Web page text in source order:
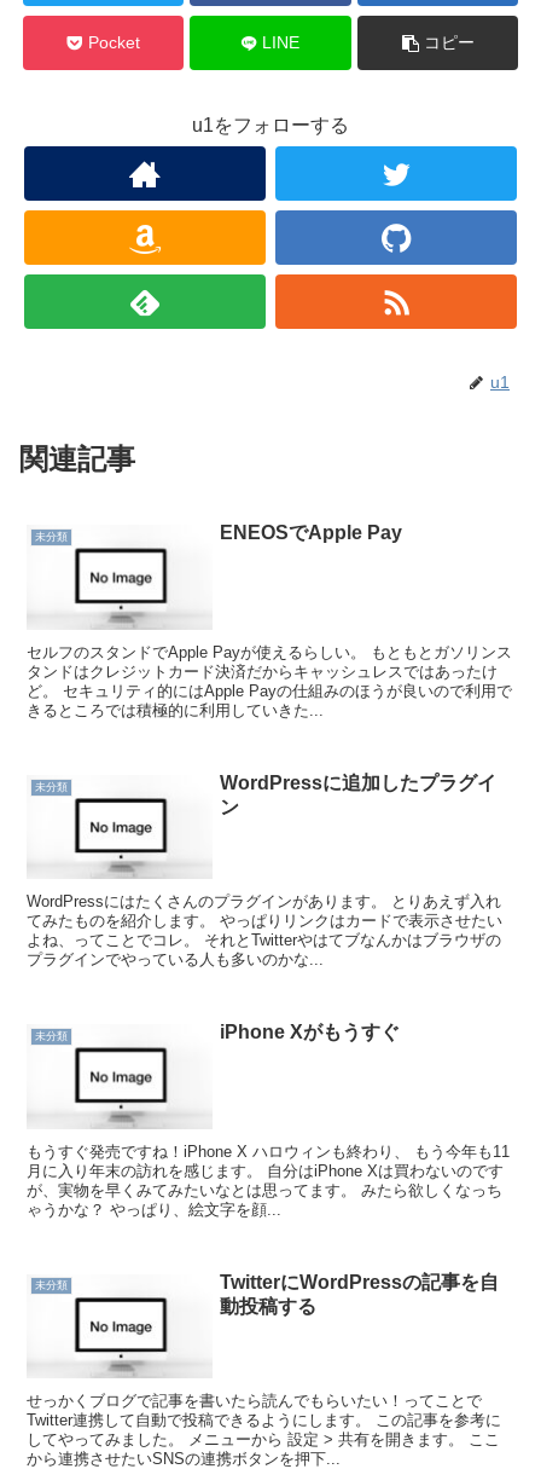
Pocket LINE コピー
u1をフォローする
u1
関連記事
未分類 ENEOSでApple Pay
セルフのスタンドでApple Payが使えるらしい。 もともとガソリンス
タンドはクレジットカード決済だからキャッシュレスではあったけ
ど。 セキュリティ的にはApple Payの仕組みのほうが良いので利用で
きるところでは積極的に利用していきた...
未分類
WordPressに追加したプラグイ
ン
WordPressにはたくさんのプラグインがあります。 とりあえず入れ
てみたものを紹介します。 やっぱりリンクはカードで表示させたい
よね、ってことでコレ。 それとTwitterやはてブなんかはブラウザの
プラグインでやっている人も多いのかな...
未分類 iPhone Xがもうすぐ
もうすぐ発売ですね！iPhone X ハロウィンも終わり、 もう今年も11
月に入り年末の訪れを感じます。 自分はiPhone Xは買わないのです
が、実物を早くみてみたいなとは思ってます。 みたら欲しくなっち
ゃうかな？ やっぱり、絵文字を顔...
未分類
TwitterにWordPressの記事を自
動投稿する
せっかくブログで記事を書いたら読んでもらいたい！ってことで
Twitter連携して自動で投稿できるようにします。 この記事を参考に
してやってみました。 メニューから 設定 > 共有を開きます。 ここ
から連携させたいSNSの連携ボタンを押下...